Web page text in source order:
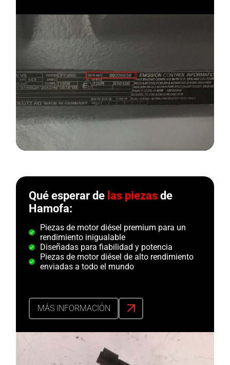
Qué esperar de las piezasde
Hamofa:
Piezas de motor diésel premium para un
rendimiento inigualable
Diseñadas para fiabilidad y potencia
Piezas de motor diésel de alto rendimiento
enviadas a todo el mundo
MÁS INFORMACIÓN